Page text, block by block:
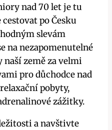
nad 70 let je tu
po Česku
slevám
na nezapomenutelné
země za velmi
pro důchodce nad
pobyty,
zážitky.
a navštivte